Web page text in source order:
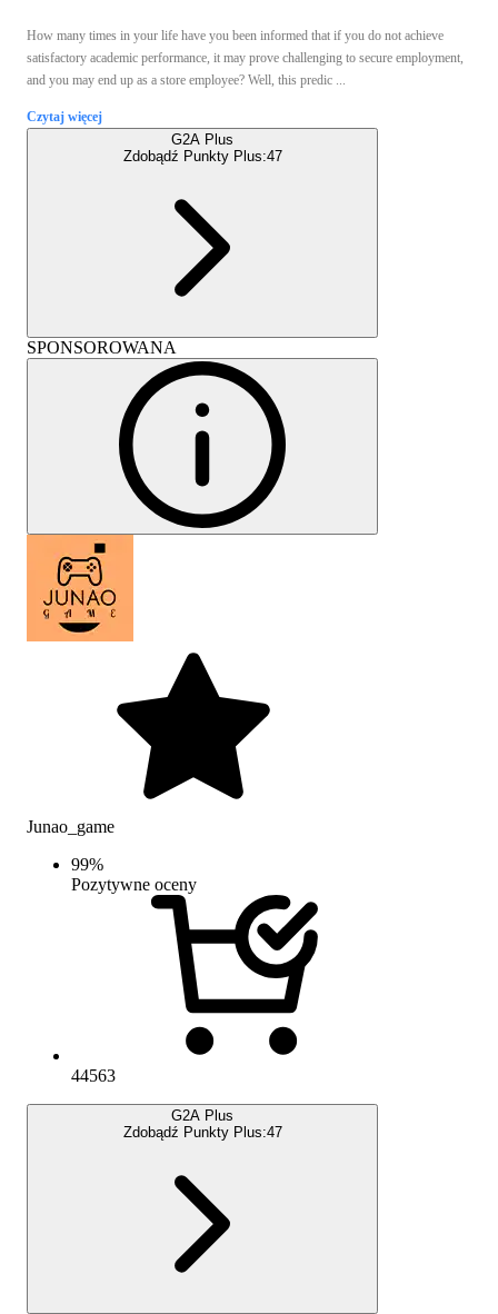
How many times in your life have you been informed that if you do not achieve
satisfactory academic performance, it may prove challenging to secure employment,
and you may end up as a store employee? Well, this predic ...
Czytaj więcej
G2A Plus
Zdobądź Punkty Plus:47
SPONSOROWANA
Junao_game
99%
Pozytywne oceny
44563
G2A Plus
Zdobądź Punkty Plus:47